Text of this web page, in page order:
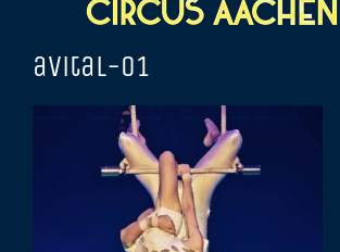
avital-01